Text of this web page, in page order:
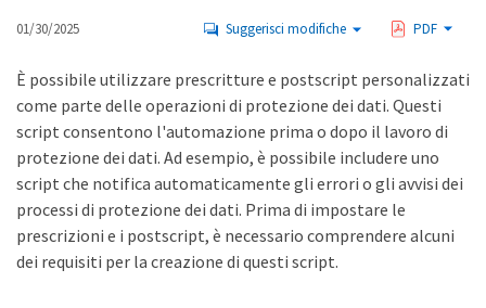
01/30/2025 Suggerisci modifiche PDF
È possibile utilizzare prescritture e postscript personalizzati
come parte delle operazioni di protezione dei dati. Questi
script consentono l'automazione prima o dopo il lavoro di
protezione dei dati. Ad esempio, è possibile includere uno
script che notifica automaticamente gli errori o gli avvisi dei
processi di protezione dei dati. Prima di impostare le
prescrizioni e i postscript, è necessario comprendere alcuni
dei requisiti per la creazione di questi script.